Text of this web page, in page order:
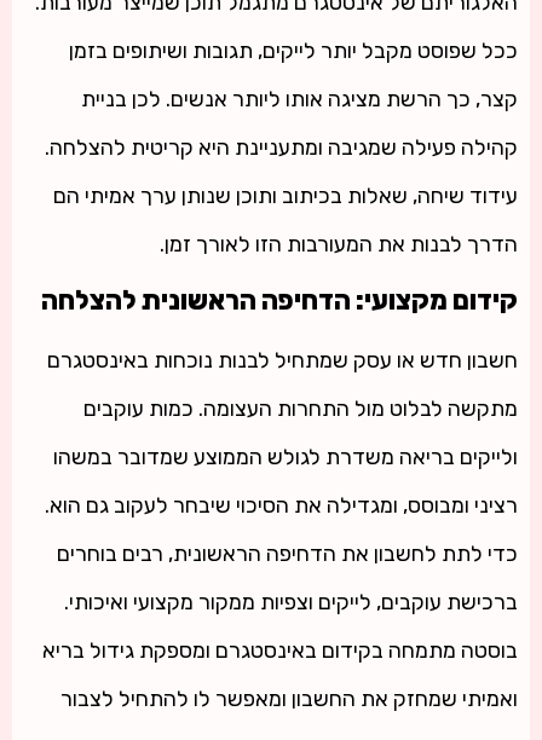
ככל שפוסט מקבל יותר לייקים, תגובות ושיתופים בזמן
קצר, כך הרשת מציגה אותו ליותר אנשים. לכן בניית
קהילה פעילה שמגיבה ומתעניינת היא קריטית להצלחה.
עידוד שיחה, שאלות בכיתוב ותוכן שנותן ערך אמיתי הם
הדרך לבנות את המעורבות הזו לאורך זמן.
קידום מקצועי: הדחיפה הראשונית להצלחה
חשבון חדש או עסק שמתחיל לבנות נוכחות באינסטגרם
מתקשה לבלוט מול התחרות העצומה. כמות עוקבים
ולייקים בריאה משדרת לגולש הממוצע שמדובר במשהו
רציני ומבוסס, ומגדילה את הסיכוי שיבחר לעקוב גם הוא.
כדי לתת לחשבון את הדחיפה הראשונית, רבים בוחרים
ברכישת עוקבים, לייקים וצפיות ממקור מקצועי ואיכותי.
בוסטה מתמחה בקידום באינסטגרם ומספקת גידול בריא
ואמיתי שמחזק את החשבון ומאפשר לו להתחיל לצבור